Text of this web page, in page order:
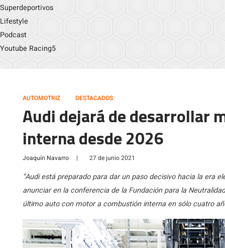
Superdeportivos
Lifestyle
Podcast
Youtube Racing5
AUTOMOTRIZ DESTACADOS
Audi dejará de desarrollar
interna desde 2026
Joaquín Navarro | 27 de junio 2021
“Audi está preparado para dar un paso decisivo hacia la era
anunciar en la conferencia de la Fundación para la
último auto con motor a combustión interna en sólo cuatro